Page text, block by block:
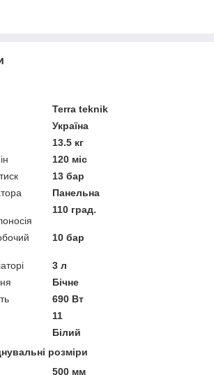
Terra teknik
Україна
13.5 кг
120 міс
13 бар
Панельна
110 град.
10 бар
3 л
Бічне
690 Вт
11
Білий
розміри
500 мм